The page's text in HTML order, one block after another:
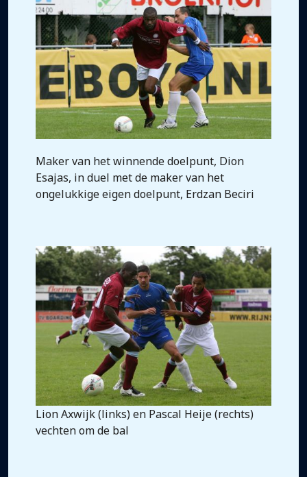
Maker van het winnende doelpunt, Dion
Esajas, in duel met de maker van het
ongelukkige eigen doelpunt, Erdzan Beciri
Lion Axwijk (links) en Pascal Heije (rechts)
vechten om de bal